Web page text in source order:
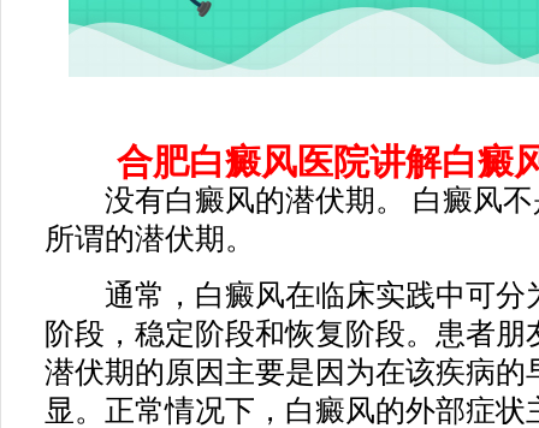
合肥白癜风医院讲解白癜
没有白癜风的潜伏期。 白癜风不
所谓的潜伏期。
通常，白癜风在临床实践中可分
阶段，稳定阶段和恢复阶段。患者
潜伏期的原因主要是因为在该疾病的
显。正常情况下，白癜风的外部症